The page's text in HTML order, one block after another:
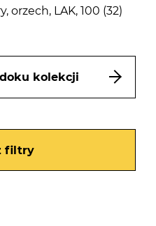
orzech, LAK, 100 (32)
kolekcji
filtry